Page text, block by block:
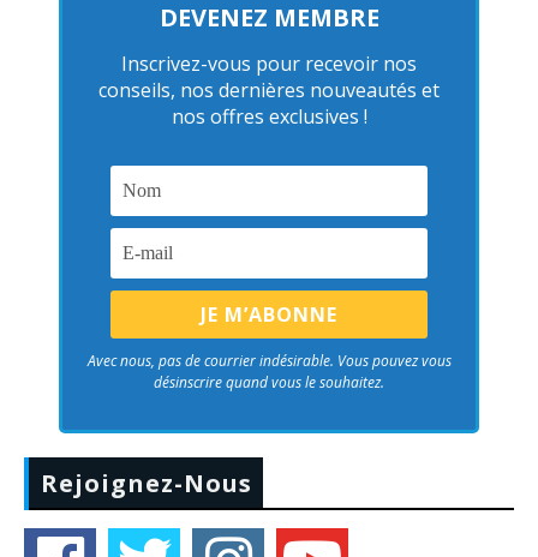
DEVENEZ MEMBRE
Inscrivez-vous pour recevoir nos
conseils, nos dernières nouveautés et
nos offres exclusives !
Avec nous, pas de courrier indésirable. Vous pouvez vous
désinscrire quand vous le souhaitez.
Rejoignez-Nous